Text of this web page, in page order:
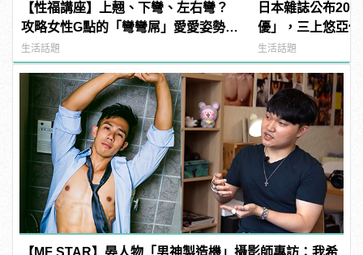
【性福講座】上翹、下彎、左右彎？
攻略女性G點的「彎彎屌」愛愛姿勢推
薦！ | manfashion這樣變型男
生活話題
日本雜誌公布
優」，三上悠亞
manfashion這樣
生活話題
【MF STAR】晏人物「男神製造機」攝影師專訪：我希